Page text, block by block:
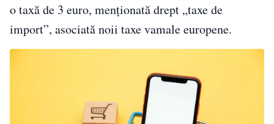
o taxă de 3 euro, menționată drept „taxe de
import”, asociată noii taxe vamale europene.